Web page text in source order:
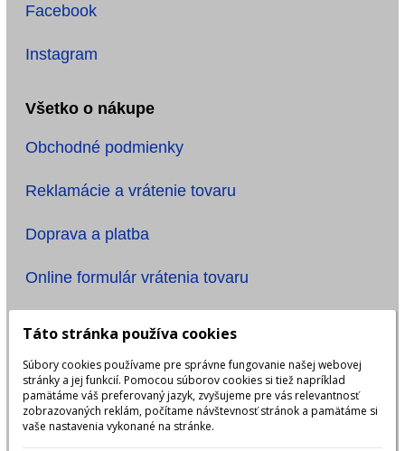
Facebook
Instagram
Všetko o nákupe
Obchodné podmienky
Reklamácie a vrátenie tovaru
Doprava a platba
Online formulár vrátenia tovaru
Informácie
Ochrana osobných údajov
Názov účtu: ONE TIME, s.r.o.
IBAN: SK6483300000002401923999
Táto stránka používa cookies
Súbory cookies používame pre správne fungovanie našej webovej
stránky a jej funkcií. Pomocou súborov cookies si tiež napríklad
pamätáme váš preferovaný jazyk, zvyšujeme pre vás relevantnosť
zobrazovaných reklám, počítame návštevnosť stránok a pamätáme si
vaše nastavenia vykonané na stránke.